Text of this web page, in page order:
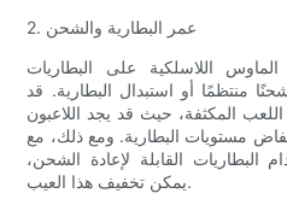
2. عمر البطارية والشحن
اللاسلكية على البطاريات
منتظمًا أو استبدال البطارية. قد
المكثفة، حيث قد يجد اللاعبون
مستويات البطارية. ومع ذلك، مع
البطاريات القابلة لإعادة الشحن،
يمكن تخفيف هذا العيب.